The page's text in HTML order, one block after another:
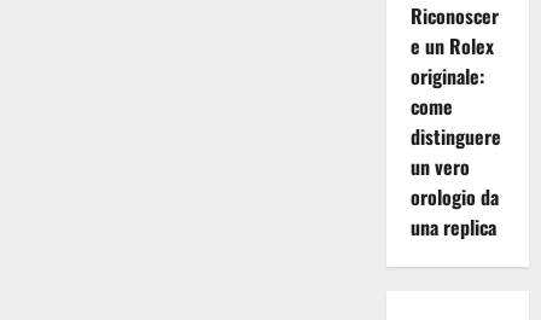
Riconoscer
e un Rolex
originale:
come
distinguere
un vero
orologio da
una replica